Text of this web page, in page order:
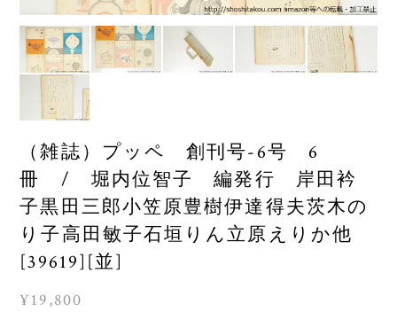
（雑誌）プッペ 創刊号-6号 6
冊 / 堀内位智子 編発行 岸田衿
子黒田三郎小笠原豊樹伊達得夫茨木の
り子高田敏子石垣りん立原えりか他
[39619][並]
¥19,800